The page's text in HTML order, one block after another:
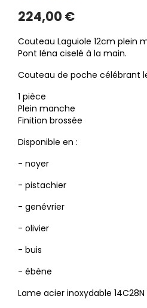
224,00 €
Couteau Laguiole 12cm plein
Pont Iéna ciselé à la main.
Couteau de poche célébrant
1 pièce
Plein manche
Finition brossée
Disponible en :
- noyer
- pistachier
- genévrier
- olivier
- buis
- ébène
Lame acier inoxydable 14C28N